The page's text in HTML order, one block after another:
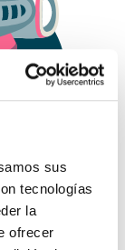
sus
tecnologías
la
ofrecer
como